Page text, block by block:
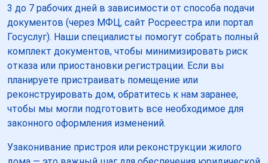
3 до 7 рабочих дней в зависимости от способа подачи
документов (через МФЦ, сайт Росреестра или портал
Госуслуг). Наши специалисты помогут собрать полный
комплект документов, чтобы минимизировать риск
отказа или приостановки регистрации. Если вы
планируете пристраивать помещение или
реконструировать дом, обратитесь к нам заранее,
чтобы мы могли подготовить все необходимое для
законного оформления изменений.
Узаконивание пристроя или реконструкции жилого